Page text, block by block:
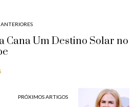
Cana Um Destino Solar no
PRÓXIMOS ARTIGOS